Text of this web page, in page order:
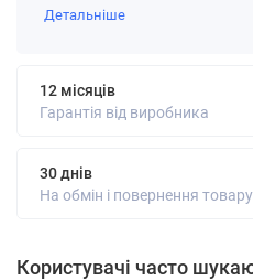
Детальніше
12 місяців
Гарантія від виробника
30 днів
На обмін і повернення товару
Користувачі часто